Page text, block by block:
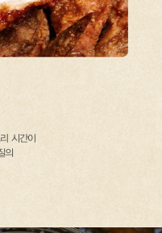
시간이
의